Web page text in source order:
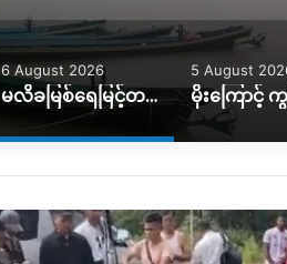
5 August 2026
မိုးကြောင့် ကွင်းလမ်းသွားလာရေး ပိုခက်၊ ကုန်တင်ယာဉ်တွေကို ဆင်၊ ထွန်စက်နဲ့ ဆွဲထုတ်နေရ
5 August